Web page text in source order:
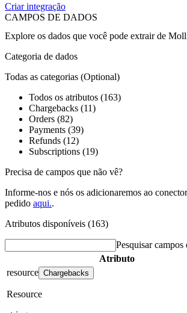
Criar integração
CAMPOS DE DADOS
Explore os dados que você pode extrair de
Categoria de dados
Todas as categorias (Optional)
Todos os atributos (163)
Chargebacks (11)
Orders (82)
Payments (39)
Refunds (12)
Subscriptions (19)
Precisa de campos que não vê?
Informe-nos e nós os adicionaremos ao
pedido aqui..
Atributos disponíveis (163)
Pesquisar campos
Atributo
resource Chargebacks
Resource